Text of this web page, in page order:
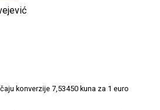
konverzije 7,53450 kuna za 1 euro